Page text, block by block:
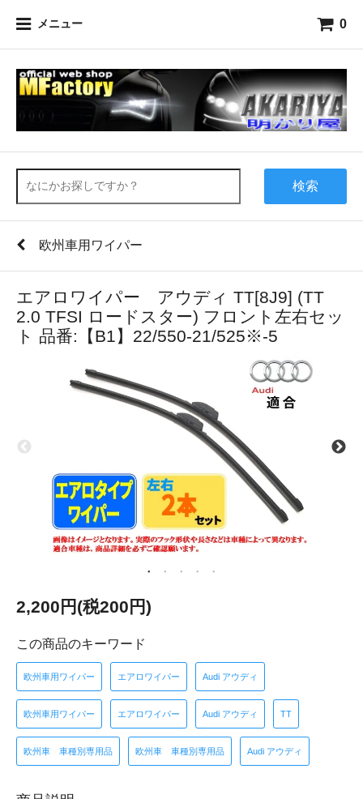
メニュー 0
検索
欧州車用ワイパー
エアロワイパー アウディ TT[8J9] (TT
2.0 TFSI ロードスター) フロント左右セッ
ト 品番:【B1】22/550-21/525※-5
2,200円(税200円)
この商品のキーワード
欧州車用ワイパー エアロワイパー Audi アウディ
欧州車用ワイパー エアロワイパー Audi アウディ TT
欧州車 車種別専用品 欧州車 車種別専用品 Audi アウディ